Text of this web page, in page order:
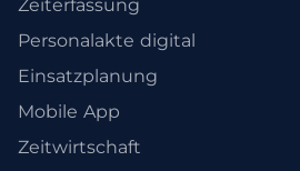
Zeiterfassung
Personalakte digital
Einsatzplanung
Mobile App
Zeitwirtschaft